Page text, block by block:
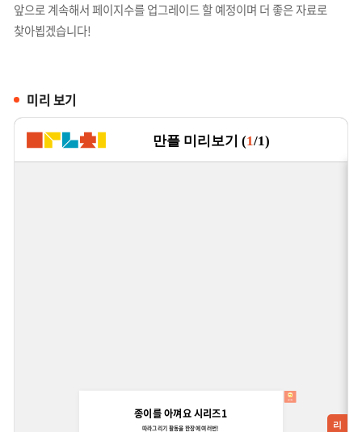
앞으로 계속해서 페이지수를 업그레이드 할 예정이며 더 좋은 자료로
찾아뵙겠습니다!
미리 보기